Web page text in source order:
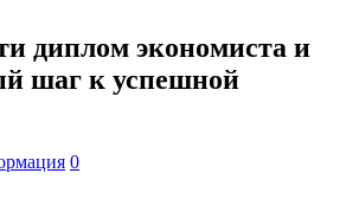
диплом экономиста и
шаг к успешной
0